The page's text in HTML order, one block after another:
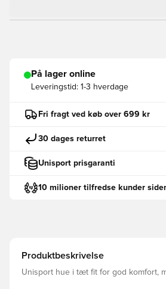
På lager online
Leveringstid: 1-3 hverdage
Fri fragt ved køb over 699 kr
30 dages returret
Unisport prisgaranti
10 milioner tilfredse kunder
Produktbeskrivelse
Unisport hue i tæt fit for god komfort,